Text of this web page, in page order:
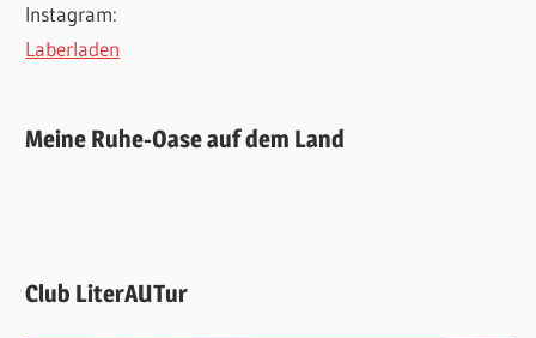
Instagram:
Laberladen
Meine Ruhe-Oase auf dem Land
Club LiterAUTur